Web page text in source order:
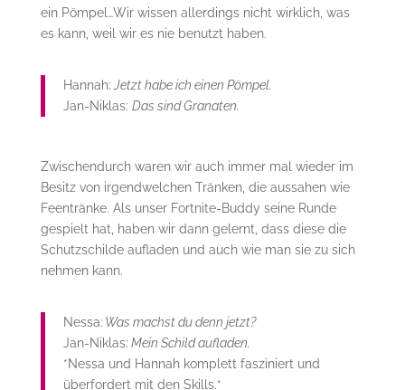
ein Pömpel…Wir wissen allerdings nicht wirklich, was
es kann, weil wir es nie benutzt haben.
Hannah: Jetzt habe ich einen Pömpel.
Jan-Niklas: Das sind Granaten.
Zwischendurch waren wir auch immer mal wieder im
Besitz von irgendwelchen Tränken, die aussahen wie
Feentränke. Als unser Fortnite-Buddy seine Runde
gespielt hat, haben wir dann gelernt, dass diese die
Schutzschilde aufladen und auch wie man sie zu sich
nehmen kann.
Nessa: Was machst du denn jetzt?
Jan-Niklas: Mein Schild aufladen.
*Nessa und Hannah komplett fasziniert und
überfordert mit den Skills.*